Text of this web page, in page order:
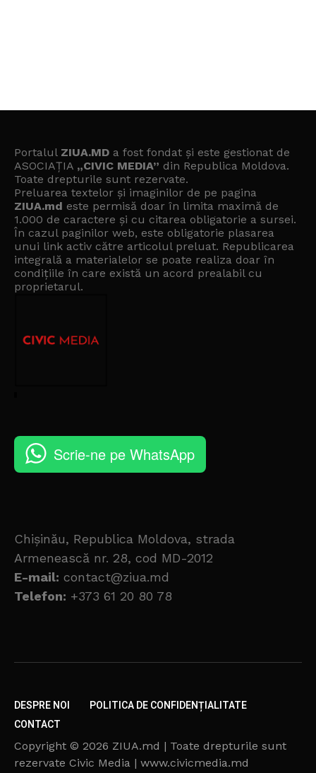
Portalul ZIUA.MD a fost fondat și este gestionat de
ASOCIAȚIA „CIVIC MEDIA” din Republica Moldova.
Toate drepturile sunt rezervate.
Preluarea textelor și imaginilor de pe pagina
ZIUA.md este permisă doar în limita maximă de
1.000 de caractere și cu citarea obligatorie a sursei.
În cazul paginilor web, este obligatorie plasarea
unui link activ către articolul preluat. Republicarea
integrală a materialelor se poate realiza doar în
condițiile în care există un acord prealabil cu
proprietarul.
Scrie-ne pe WhatsApp
Chișinău, Republica Moldova, strada
Armenească nr. 28, cod MD-2012
E-mail: contact@ziua.md
Telefon: +373 61 20 80 78
DESPRE NOI
POLITICA DE CONFIDENȚIALITATE
CONTACT
Copyright © 2026 ZIUA.md | Toate drepturile sunt
rezervate Civic Media | www.civicmedia.md